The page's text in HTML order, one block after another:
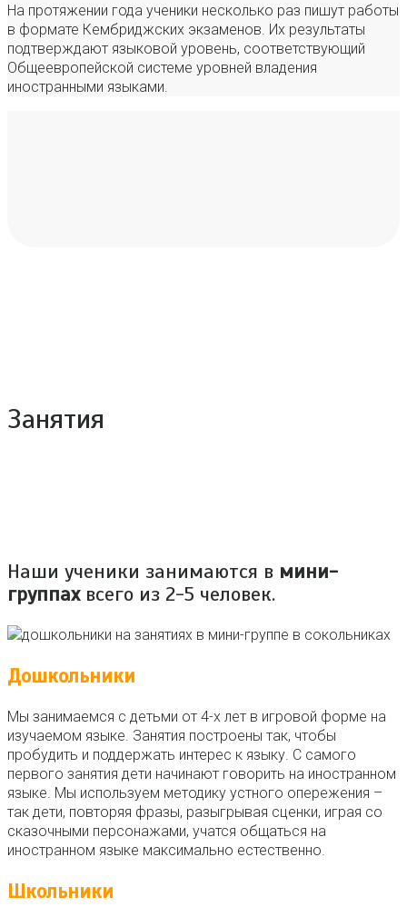
На протяжении года ученики несколько раз пишут работы
в формате Кембриджских экзаменов. Их результаты
подтверждают языковой уровень, соответствующий
Общеевропейской системе уровней владения
иностранными языками.
Занятия
Наши ученики занимаются в мини-
группахвсего из 2-5 человек.
Дошкольники
Мы занимаемся с детьми от 4-х лет в игровой форме на
изучаемом языке. Занятия построены так, чтобы
пробудить и поддержать интерес к языку. С самого
первого занятия дети начинают говорить на иностранном
языке. Мы используем методику устного опережения –
так дети, повторяя фразы, разыгрывая сценки, играя со
сказочными персонажами, учатся общаться на
иностранном языке максимально естественно.
Школьники